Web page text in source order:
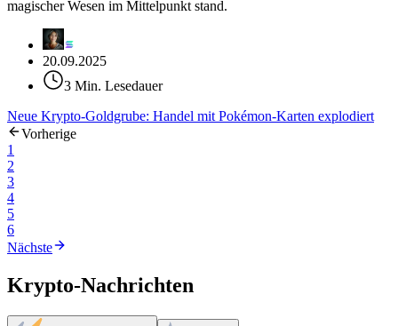
magischer Wesen im Mittelpunkt stand.
20.09.2025
3 Min. Lesedauer
Neue Krypto-Goldgrube: Handel mit Pokémon-Karten explodiert
Vorherige
1
2
3
4
5
6
Nächste
Krypto-Nachrichten